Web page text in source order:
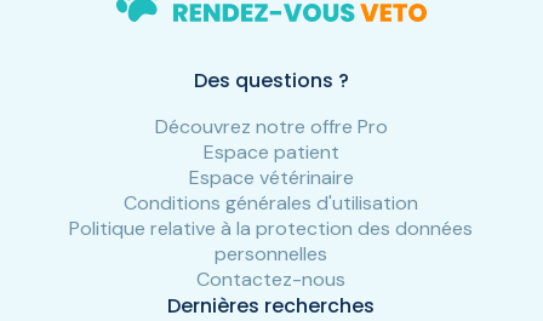
Des questions ?
Découvrez notre offre Pro
Espace patient
Espace vétérinaire
Conditions générales d'utilisation
Politique relative à la protection des données
personnelles
Contactez-nous
Dernières recherches